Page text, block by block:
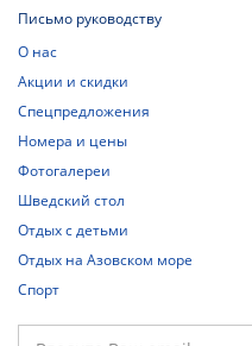
Письмо руководству
О нас
Акции и скидки
Спецпредложения
Номера и цены
Фотогалереи
Шведский стол
Отдых с детьми
Отдых на Азовском море
Спорт